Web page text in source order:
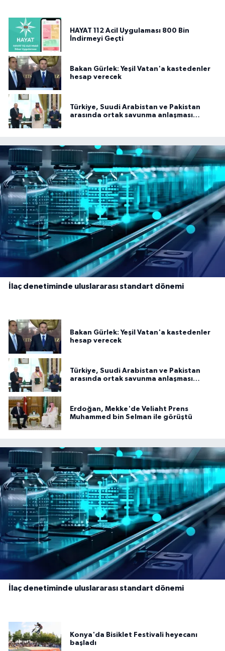
HAYAT 112 Acil Uygulaması 800 Bin
İndirmeyi Geçti
Bakan Gürlek: Yeşil Vatan'a kastedenler
hesap verecek
Türkiye, Suudi Arabistan ve Pakistan
arasında ortak savunma anlaşması
İlaç denetiminde uluslararası standart dönemi
Bakan Gürlek: Yeşil Vatan'a kastedenler
hesap verecek
Türkiye, Suudi Arabistan ve Pakistan
arasında ortak savunma anlaşması
Erdoğan, Mekke'de Veliaht Prens
Muhammed bin Selman ile görüştü
İlaç denetiminde uluslararası standart dönemi
Konya'da Bisiklet Festivali heyecanı
başladı